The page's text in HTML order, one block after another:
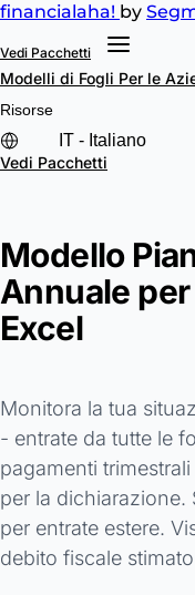
financialaha! by
Vedi Pacchetti
Modelli di Fogli Per le
Risorse
Vedi Pacchetti
Modello
Annuale
Excel
Monitora la tua
- entrate da tutte le
pagamenti
per la
per entrate estere.
debito fiscale